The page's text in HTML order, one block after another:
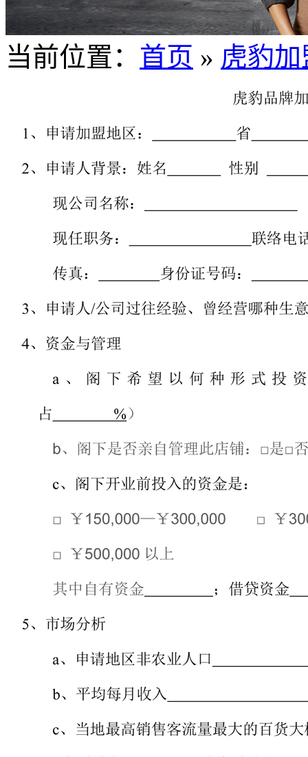
当前位置： 首页 » 虎豹